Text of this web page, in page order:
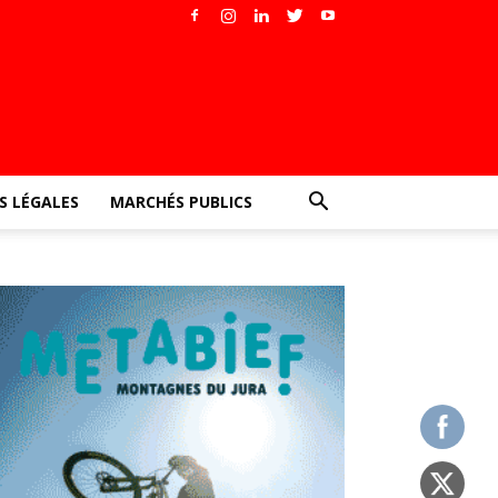
LÉGALES MARCHÉS PUBLICS